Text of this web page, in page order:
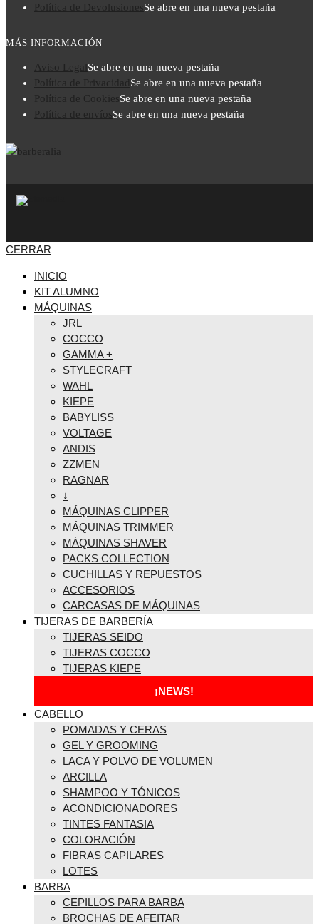
MÁS INFORMACIÓN
Aviso Legal Se abre en una nueva pestaña
Política de Privacidad Se abre en una nueva pestaña
Política de CookiesSe abre en una nueva pestaña
Política de envíosSe abre en una nueva pestaña
Política de DevolusionesSe abre en una nueva pestaña
CERRAR
INICIO
KIT ALUMNO
MÁQUINAS
JRL
COCCO
GAMMA +
STYLECRAFT
WAHL
KIEPE
BABYLISS
VOLTAGE
ANDIS
ZZMEN
RAGNAR
↓
MÁQUINAS CLIPPER
MÁQUINAS TRIMMER
MÁQUINAS SHAVER
PACKS COLLECTION
CUCHILLAS Y REPUESTOS
ACCESORIOS
CARCASAS DE MÁQUINAS
TIJERAS DE BARBERÍA
TIJERAS SEIDO
TIJERAS COCCO
TIJERAS KIEPE
¡NEWS!
CABELLO
POMADAS Y CERAS
GEL Y GROOMING
LACA Y POLVO DE VOLUMEN
ARCILLA
SHAMPOO Y TÓNICOS
ACONDICIONADORES
TINTES FANTASIA
COLORACIÓN
FIBRAS CAPILARES
LOTES
BARBA
CEPILLOS PARA BARBA
BROCHAS DE AFEITAR